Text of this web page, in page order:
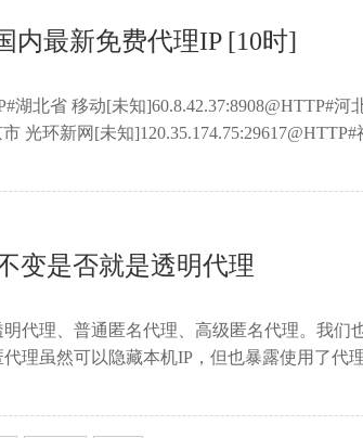
内最新免费代理IP [10时]
湖北省 移动[未知]60.8.42.37:8908@HTTP#
光环新网[未知
安徽省安庆市 电信[未知
变是否就是透明代理
代理、普通匿名代理、高级匿名代理。我们
理虽然可以隐藏本机IP，但也暴露使用了代
有一些朋友使用浏览器设置了代理后，访问